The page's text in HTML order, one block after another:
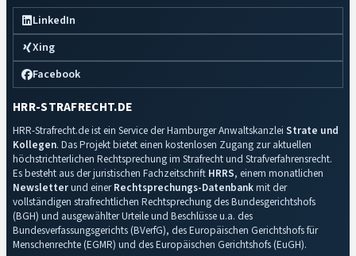
LinkedIn
Xing
Facebook
HRR-STRAFRECHT.DE
HRR-Strafrecht.de ist ein Service der Hamburger Anwaltskanzlei Strate und
Kollegen. Das Projekt bietet einen kostenlosen Zugang zur aktuellen
höchstrichterlichen Rechtsprechung im Strafrecht und Strafverfahrensrecht.
Es besteht aus der juristischen Fachzeitschrift HRRS, einem monatlichen
Newsletterund einerRechtsprechungs-Datenbankmit der
vollständigen strafrechtlichen Rechtsprechung des Bundesgerichtshofs
(BGH) und ausgewählter Urteile und Beschlüsse u.a. des
Bundesverfassungsgerichts (BVerfG), des Europäischen Gerichtshofs für
Menschenrechte (EGMR) und des Europäischen Gerichtshofs (EuGH).